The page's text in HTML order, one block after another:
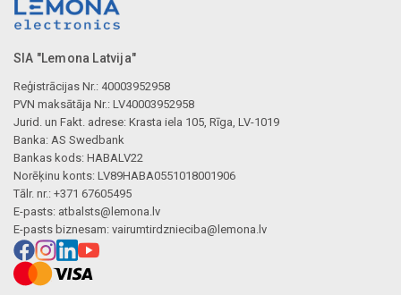
SIA "Lemona Latvija"
Reģistrācijas Nr.: 40003952958
PVN maksātāja Nr.: LV40003952958
Jurid. un Fakt. adrese: Krasta iela 105, Rīga, LV-1019
Banka: AS Swedbank
Bankas kods: HABALV22
Norēķinu konts: LV89HABA0551018001906
Tālr. nr.: +371 67605495
E-pasts: atbalsts@lemona.lv
E-pasts biznesam: vairumtirdznieciba@lemona.lv